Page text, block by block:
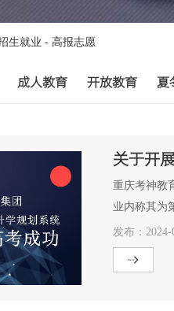
生就业 - 高报志愿
成人教育 开放教育 夏
关于开
重庆考神教
业内称其为
发布：2024-